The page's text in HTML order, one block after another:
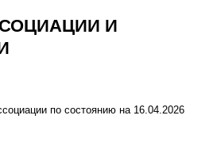
И
по состоянию на 16.04.2026